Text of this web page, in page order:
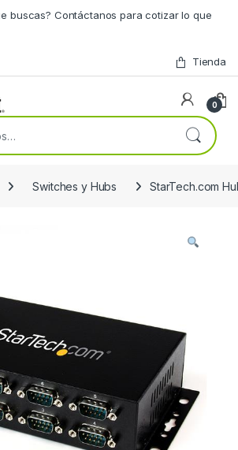
buscas? Contáctanos para cotizar lo que
Tienda
0
Switches y Hubs StarTech.com